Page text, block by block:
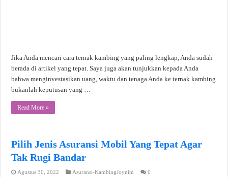
Jika Anda mencari cara ternak kambing yang paling lengkap, Anda sudah
berada di artikel yang tepat. Saya juga akan tunjukkan kepada Anda
bahwa menginvestasikan uang, waktu dan tenaga Anda ke ternak kambing
bukanlah keputusan yang …
Read More »
Pilih Jenis Asuransi Mobil Yang Tepat Agar
Tak Rugi Bandar
Agustus 30, 2022 Asuransi-KambingJoynim 0